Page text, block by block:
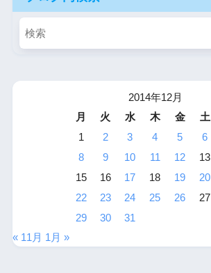
2014年12月
月
火 水 木 金 土
1
2 3 4 5 6
8
9 10 11 12 13
15
16 17 18 19 20
22
23 24 25 26 27
29
30
31
« 11月 1月 »